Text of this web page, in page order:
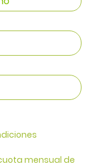
mensual de